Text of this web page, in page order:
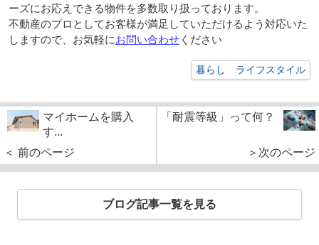
ーズにお応えできる物件を多数取り扱っております。
不動産のプロとしてお客様が満足していただけるよう対応いた
しますので、お気軽にお問い合わせください
暮らし ライフスタイル
マイホームを購入
す...
＜ 前のページ
「耐震等級」って何？
＞次のページ
ブログ記事一覧を見る